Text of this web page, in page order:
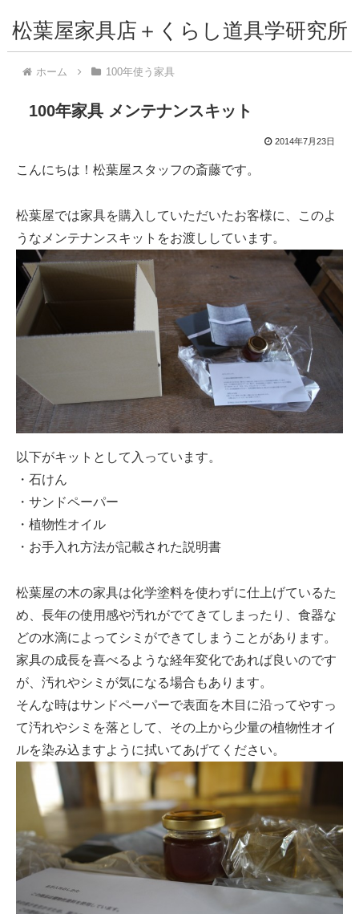
松葉屋家具店＋くらし道具学研究所
ホーム 100年使う家具
100年家具 メンテナンスキット
2014年7月23日
こんにちは！松葉屋スタッフの斎藤です。
松葉屋では家具を購入していただいたお客様に、このよ
うなメンテナンスキットをお渡ししています。
以下がキットとして入っています。
・石けん
・サンドペーパー
・植物性オイル
・お手入れ方法が記載された説明書
松葉屋の木の家具は化学塗料を使わずに仕上げているた
め、長年の使用感や汚れがでてきてしまったり、食器な
どの水滴によってシミができてしまうことがあります。
家具の成長を喜べるような経年変化であれば良いのです
が、汚れやシミが気になる場合もあります。
そんな時はサンドペーパーで表面を木目に沿ってやすっ
て汚れやシミを落として、その上から少量の植物性オイ
ルを染み込ますように拭いてあげてください。